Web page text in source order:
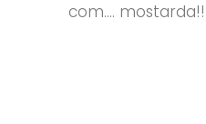
com….